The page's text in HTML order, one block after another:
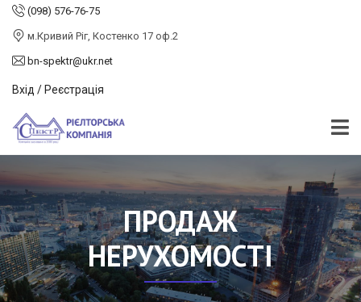
(098) 576-76-75
м.Кривий Ріг, Костенко 17 оф.2
bn-spektr@ukr.net
Вхід / Реєстрація
ПРОДАЖ
НЕРУХОМОСТІ